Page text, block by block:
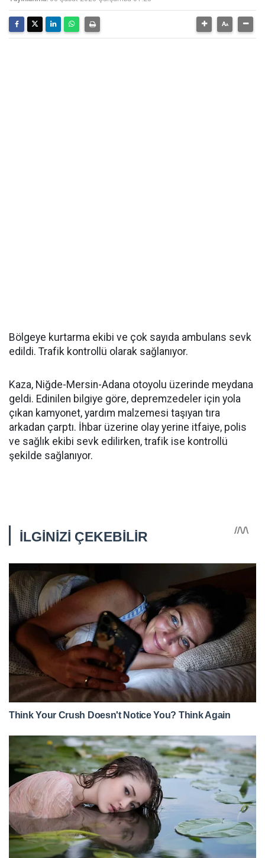
Bölgeye kurtarma ekibi ve çok sayıda ambulans sevk
edildi. Trafik kontrollü olarak sağlanıyor.
Kaza, Niğde-Mersin-Adana otoyolu üzerinde meydana
geldi. Edinilen bilgiye göre, depremzedeler için yola
çıkan kamyonet, yardım malzemesi taşıyan tıra
arkadan çarptı. İhbar üzerine olay yerine itfaiye, polis
ve sağlık ekibi sevk edilirken, trafik ise kontrollü
şekilde sağlanıyor.